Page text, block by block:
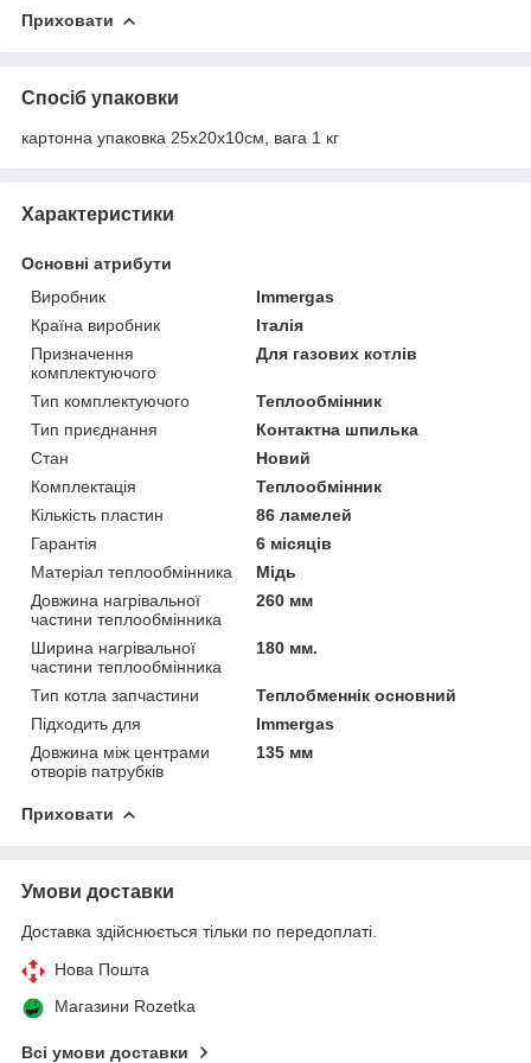
Приховати
Спосіб упаковки
картонна упаковка 25х20х10см, вага 1 кг
Характеристики
Основні атрибути
Виробник
Immergas
Країна виробник
Італія
Призначення
комплектуючого
Для газових котлів
Тип комплектуючого
Теплообмінник
Тип приєднання
Контактна шпилька
Стан
Новий
Комплектація
Теплообмінник
Кількість пластин
86 ламелей
Гарантія
6 місяців
Матеріал теплообмінника
Мідь
Довжина нагрівальної
частини теплообмінника
260 мм
Ширина нагрівальної
частини теплообмінника
180 мм.
Тип котла запчастини
Теплобменнік основний
Підходить для
Immergas
Довжина між центрами
отворів патрубків
135 мм
Приховати
Умови доставки
Доставка здійснюється тільки по передоплаті.
Нова Пошта
Магазини Rozetka
Всі умови доставки